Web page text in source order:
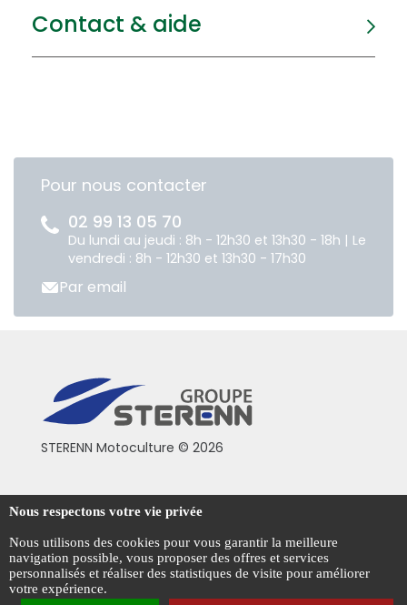
Contact & aide
Pour nous contacter
02 99 13 05 70
Du lundi au jeudi : 8h - 12h30 et 13h30 - 18h | Le
vendredi : 8h - 12h30 et 13h30 - 17h30
Par email
STERENN Motoculture © 2026
Conditions générales de vente
Mentions légales
Politique de confidentialité
Gestion des cookies
Nous respectons votre vie privée
Nous utilisons des cookies pour vous garantir la meilleure
navigation possible, vous proposer des offres et services
personnalisés et réaliser des statistiques de visite pour améliorer
votre expérience.